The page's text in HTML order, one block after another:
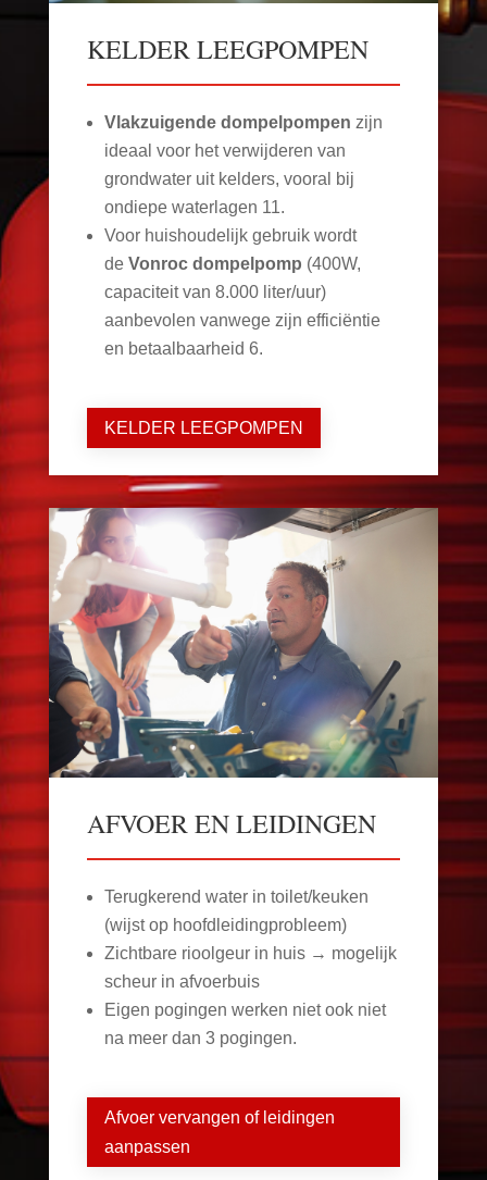
KELDER LEEGPOMPEN
Vlakzuigende dompelpompen zijn
ideaal voor het verwijderen van
grondwater uit kelders, vooral bij
ondiepe waterlagen 11.
Voor huishoudelijk gebruik wordt
de Vonroc dompelpomp (400W,
capaciteit van 8.000 liter/uur)
aanbevolen vanwege zijn efficiëntie
en betaalbaarheid 6.
KELDER LEEGPOMPEN
AFVOER EN LEIDINGEN
Terugkerend water in toilet/keuken
(wijst op hoofdleidingprobleem)
Zichtbare rioolgeur in huis → mogelijk
scheur in afvoerbuis
Eigen pogingen werken niet ook niet
na meer dan 3 pogingen.
Afvoer vervangen of leidingen
aanpassen